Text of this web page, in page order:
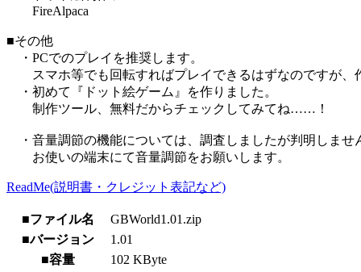
FireAlpaca
■その他
・PCでのプレイを推奨します。
スマホ等でも回転すればプレイできるはずなのですが、
・初めて『ドット絵ゲーム』を作りました。
制作ツール、無料だからチェックしてみてね……！
・音量調節の機能については、調査しましたが判明しま
お使いの端末にて音量調節をお願いします。
ReadMe(説明書・クレジット表記など)
■ファイル名
GBWorld1.01.zip
■バージョン
1.01
■容量
102 KByte